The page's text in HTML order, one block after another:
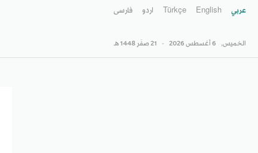
عربي English
Türkçe اردو فارسى
الخميس, 6 أغسطس 2026 - 21 صفَر 1448 هـ